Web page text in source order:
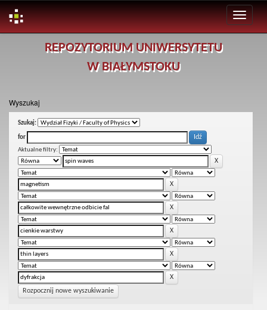
REPOZYTORIUM UNIWERSYTETU
W BIAŁYMSTOKU
Wyszukaj
Szukaj:
for
Aktualne filtry:
Rozpocznij nowe wyszukiwanie